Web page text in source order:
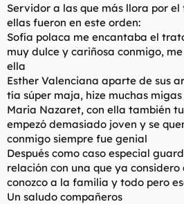
:
Servidor a las que más llora por
ellas fueron en este orden:
Sofía polaca me encantaba el
muy dulce y cariñosa conmigo,
ella
Esther Valenciana aparte de sus
tía súper maja, hize muchas
Maria Nazaret, con ella también
empezó demasiado joven y se
conmigo siempre fue genial
Después como caso especial
relación con una que ya
conozco a la familia y todo pero
Un saludo compañeros